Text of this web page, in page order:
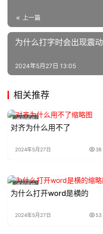
u
维
上一篇
为什么打字时会出现震动
2024年5月27日 13:05
相关推荐
虚拟主机
对齐为什么用不了
2024年5月27日 38
虚拟主机
为什么打开word是横的
2024年5月27日 53